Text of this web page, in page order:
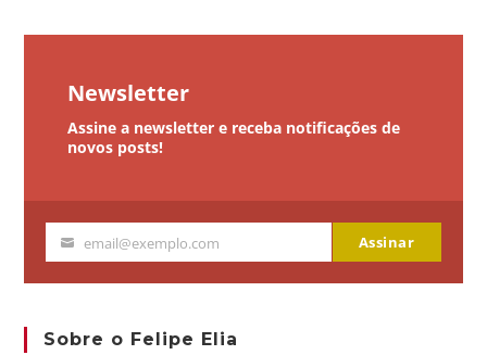
Newsletter
Assine a newsletter e receba notificações de
novos posts!
Seu
email@exemplo.com Assinar
Sobre o Felipe Elia